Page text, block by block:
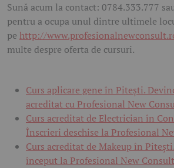
Sună acum la contact: 0784.333.777
pentru a ocupa unul dintre ultimele
pe http://
multe despre oferta de cursuri.
Curs aplicare gene în Pitești.
acreditat cu Profesional New
Curs acreditat de Electrician în
Înscrieri deschise la Profesional
Curs acreditat de Makeup în
început la Profesional New Consult